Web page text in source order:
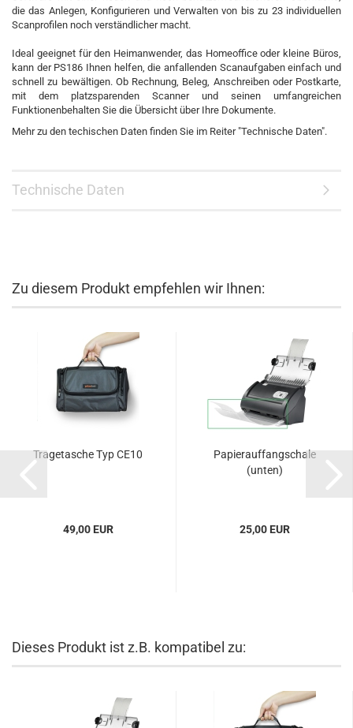
die das Anlegen, Konfigurieren und Verwalten von bis zu 23 individuellen
Scanprofilen noch verständlicher macht.
Ideal geeignet für den Heimanwender, das Homeoffice oder kleine Büros,
kann der PS186 Ihnen helfen, die anfallenden Scanaufgaben einfach und
schnell zu bewältigen. Ob Rechnung, Beleg, Anschreiben oder Postkarte,
mit dem platzsparenden Scanner und seinen umfangreichen
Funktionenbehalten Sie die Übersicht über Ihre Dokumente.
Mehr zu den techischen Daten finden Sie im Reiter "Technische Daten".
Technische Daten
Zu diesem Produkt empfehlen wir Ihnen:
Tragetasche Typ CE10
49,00 EUR
Papierauffangschale
(unten)
25,00 EUR
Dieses Produkt ist z.B. kompatibel zu: